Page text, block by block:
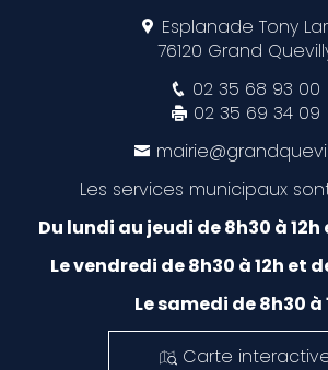
Esplanade Tony
76120 Grand
02 35 68 93 00
02 35 69 34 09
Les services municipaux
Du lundi au jeudi de 8h30 à 12h
Le vendredi de 8h30 à 12h et
Le samedi de 8h30 à
Carte